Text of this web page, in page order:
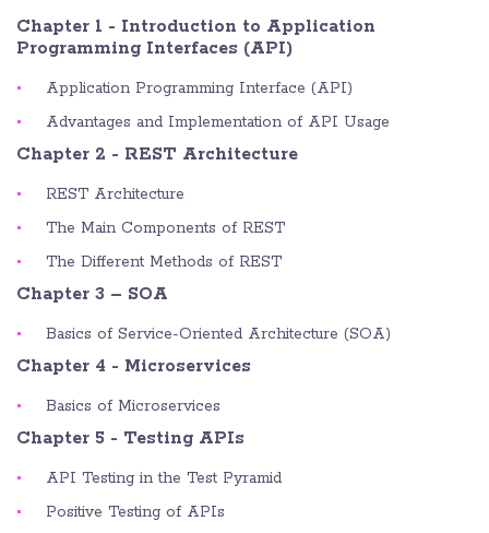
Chapter 1 - Introduction to Application
Programming Interfaces (API)
Application Programming Interface (API)
Advantages and Implementation of API Usage
Chapter 2 - REST Architecture
REST Architecture
The Main Components of REST
The Different Methods of REST
Chapter 3 – SOA
Basics of Service-Oriented Architecture (SOA)
Chapter 4 - Microservices
Basics of Microservices
Chapter 5 - Testing APIs
API Testing in the Test Pyramid
Positive Testing of APIs